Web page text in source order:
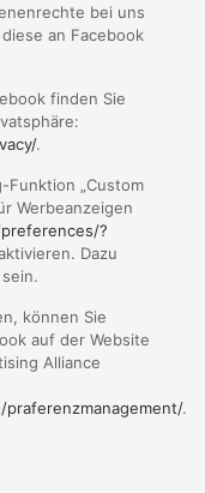
bei uns
an Facebook
finden Sie
.
Funktion „Custom
Werbeanzeigen
?
Dazu
können Sie
auf der Website
Alliance
.